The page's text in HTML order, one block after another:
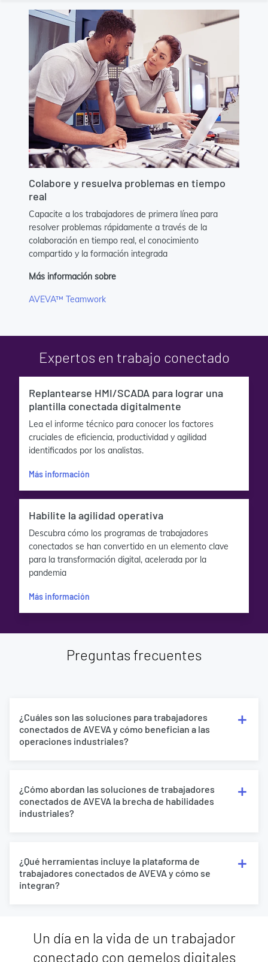
Colabore y resuelva problemas en tiempo
real
Capacite a los trabajadores de primera línea para
resolver problemas rápidamente a través de la
colaboración en tiempo real, el conocimiento
compartido y la formación integrada
Más información sobre
AVEVA™ Teamwork
Expertos en trabajo conectado
Replantearse HMI/SCADA para lograr una
plantilla conectada digitalmente
Lea el informe técnico para conocer los factores
cruciales de eficiencia, productividad y agilidad
identificados por los analistas.
Más información
Habilite la agilidad operativa
Descubra cómo los programas de trabajadores
conectados se han convertido en un elemento clave
para la transformación digital, acelerada por la
pandemia
Más información
Preguntas frecuentes
¿Cuáles son las soluciones para trabajadores
conectados de AVEVA y cómo benefician a las
operaciones industriales?
¿Cómo abordan las soluciones de trabajadores
conectados de AVEVA la brecha de habilidades
industriales?
¿Qué herramientas incluye la plataforma de
trabajadores conectados de AVEVA y cómo se
integran?
Un día en la vida de un trabajador
conectado con gemelos digitales